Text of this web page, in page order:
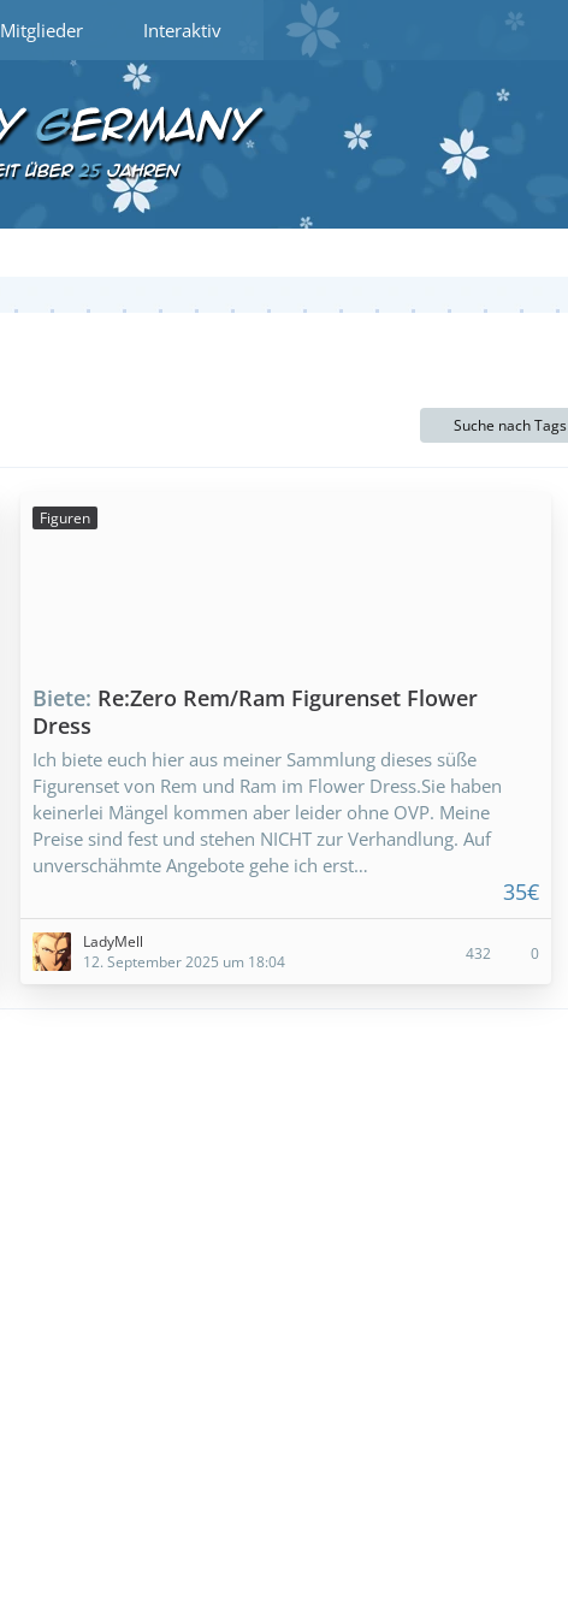
Mitglieder Interaktiv
Suche nach Tags
Figuren
Biete Re:Zero Rem/Ram Figurenset Flower
Dress
Ich biete euch hier aus meiner Sammlung dieses süße
Figurenset von Rem und Ram im Flower Dress.Sie haben
keinerlei Mängel kommen aber leider ohne OVP. Meine
Preise sind fest und stehen NICHT zur Verhandlung. Auf
unverschähmte Angebote gehe ich erst…
35€
LadyMell
12. September 2025 um 18:04
432 0